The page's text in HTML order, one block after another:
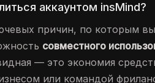
аккаунтом insMind?
причин, по которым
совместного
— это экономия
или командой